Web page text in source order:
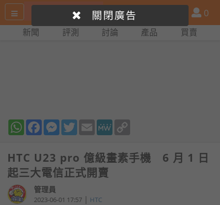
尋
產
品
比
會
員
0
新聞 評測 討論 產品 買賣
WhatsAppFacebookMessenger
TwitterEmail MeWe
HTC U23 pro 億級畫素手機 6 月 1 日
起三大電信正式開賣
管理員
2023-06-01 17:57 | HTC
關閉廣告